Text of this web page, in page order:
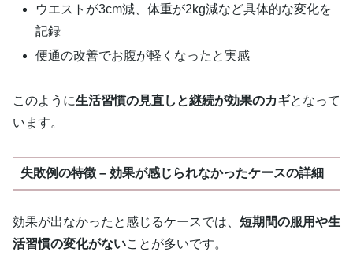
ウエストが3cm減、体重が2kg減など具体的な変化を
記録
便通の改善でお腹が軽くなったと実感
このように生活習慣の見直しと継続が効果のカギとなって
います。
失敗例の特徴 – 効果が感じられなかったケースの詳細
効果が出なかったと感じるケースでは、 短期間の服用や生
活習慣の変化がないことが多いです。